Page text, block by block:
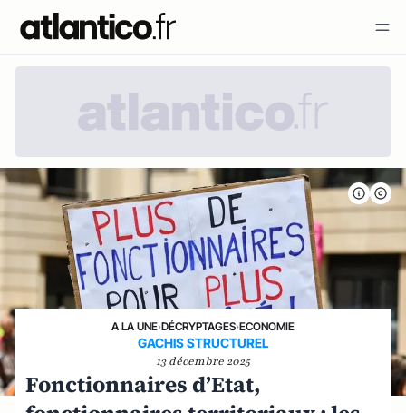
A LA UNE›DÉCRYPTAGES›ECONOMIE
GACHIS STRUCTUREL
13 décembre 2025
Fonctionnaires d’Etat,